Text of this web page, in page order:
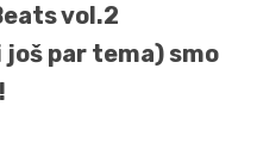
vol.2
par tema) smo